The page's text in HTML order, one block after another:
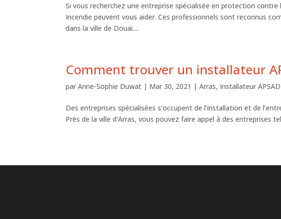
Si vous recherchez une entreprise spécialisée en protection
Incendie peuvent vous aider. Ces professionnels sont reconnus
dans la ville de Douai....
Comment trouver un installateur
parAnne-Sophie Duwat | Mar 30, 2021 |Arras, Installateur APSAD
Des entreprises spécialisées s’occupent de l’installation et de
Près de la ville d’Arras, vous pouvez faire appel à des entreprises